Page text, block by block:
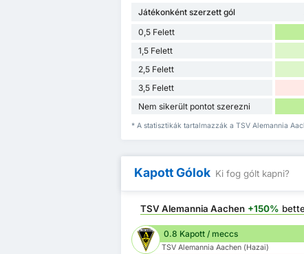
Játékonként szerzett gól
0,5 Felett
1,5 Felett
2,5 Felett
3,5 Felett
Nem sikerült pontot szerezni
* A statisztikák tartalmazzák a TSV Alemannia
Kapott Gólok Ki fog gólt kapni?
TSV Alemannia Aachen +150%
0.8 Kapott / meccs
TSV Alemannia Aachen (Hazai)